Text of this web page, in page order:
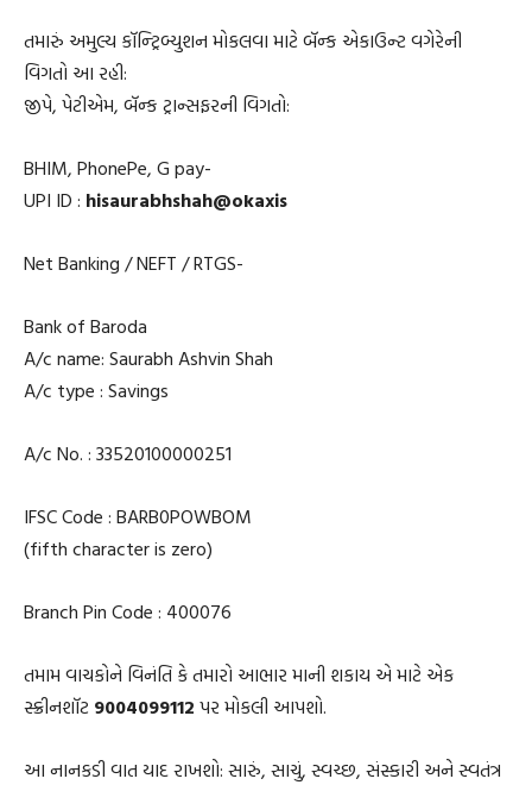
તમારું અમુલ્ય કૉન્ટ્રિબ્યુશન મોકલવા માટે બૅન્ક એકાઉન્ટ વગેરેની
વિગતો આ રહી:
જીપે, પેટીએમ, બૅન્ક ટ્રાન્સફરની વિગતો:
BHIM, PhonePe, G pay-
UPI ID : hisaurabhshah@okaxis
Net Banking / NEFT / RTGS-
Bank of Baroda
A/c name: Saurabh Ashvin Shah
A/c type : Savings
A/c No. : 33520100000251
IFSC Code : BARB0POWBOM
(fifth character is zero)
Branch Pin Code : 400076
તમામ વાચકોને વિનંતિ કે તમારો આભાર માની શકાય એ માટે એક
સ્ક્રીનશૉટ 9004099112 પર મોકલી આપશો.
આ નાનકડી વાત યાદ રાખશો: સારું, સાચું, સ્વચ્છ, સંસ્કારી અને સ્વતંત્ર